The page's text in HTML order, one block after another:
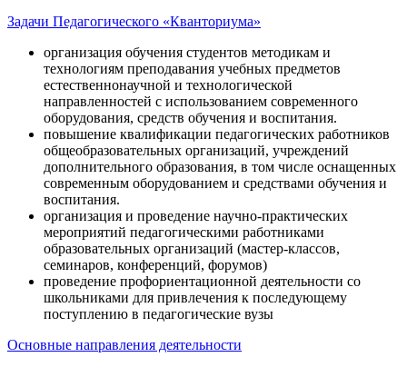
Задачи Педагогического «Кванториума»
организация обучения студентов методикам и
технологиям преподавания учебных предметов
естественнонаучной и технологической
направленностей с использованием современного
оборудования, средств обучения и воспитания.
повышение квалификации педагогических работников
общеобразовательных организаций, учреждений
дополнительного образования, в том числе оснащенных
современным оборудованием и средствами обучения и
воспитания.
организация и проведение научно-практических
мероприятий педагогическими работниками
образовательных организаций (мастер-классов,
семинаров, конференций, форумов)
проведение профориентационной деятельности со
школьниками для привлечения к последующему
поступлению в педагогические вузы
Основные направления деятельности